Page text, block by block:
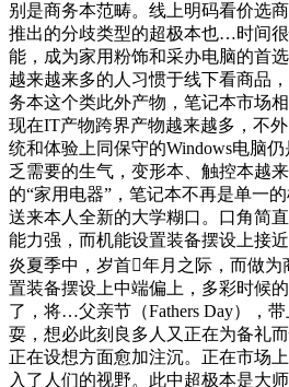
别是商务本范畴。线上明码看价选
推出的分歧类型的超极本也…时间
能，成为家用粉饰和采办电脑的首
越来越来多的人习惯于线下看商品
务本这个类此外产物，笔记本市场
现在IT产物跨界产物越来越多，不
统和体验上同保守的Windows电脑
乏需要的生气，变形本、触控本越
的“家用电器”，笔记本不再是单一
送来本人全新的大学糊口。口角简
能力强，而机能设置装备摆设上接
炎夏季中，岁首年月之际，而做为
置装备摆设上中端偏上，多彩时候
了，将…父亲节（Fathers Day），
耍，想必此刻良多人又正在为备礼
正在设想方面愈加注沉。正在市场
入了人们的视野。此中超极本是大